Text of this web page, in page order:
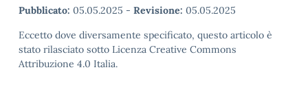
Pubblicato: 05.05.2025 - Revisione: 05.05.2025
Eccetto dove diversamente specificato, questo articolo è
stato rilasciato sotto Licenza Creative Commons
Attribuzione 4.0 Italia.